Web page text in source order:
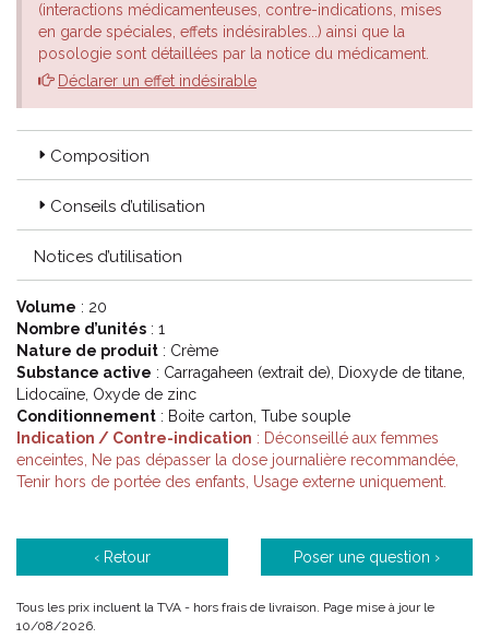
(interactions médicamenteuses, contre-indications, mises
en garde spéciales, effets indésirables...) ainsi que la
posologie sont détaillées par la notice du médicament.
Déclarer un effet indésirable
Composition
Conseils d’utilisation
Notices d’utilisation
Volume : 20
Nombre d’unités : 1
Nature de produit : Crème
Substance active : Carragaheen (extrait de), Dioxyde de titane,
Lidocaïne, Oxyde de zinc
Conditionnement : Boite carton, Tube souple
Indication / Contre-indication : Déconseillé aux femmes
enceintes, Ne pas dépasser la dose journalière recommandée,
Tenir hors de portée des enfants, Usage externe uniquement.
‹ Retour Poser une question ›
Tous les prix incluent la TVA - hors frais de livraison. Page mise à jour le
10/08/2026.